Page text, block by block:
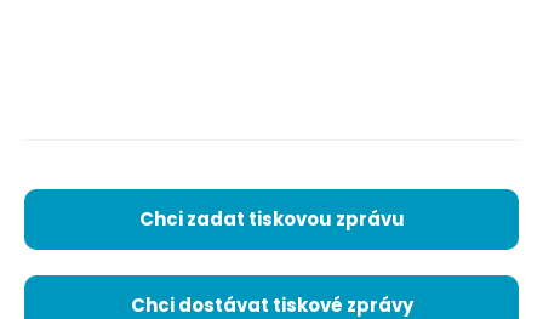
Chci zadat tiskovou zprávu
Chci dostávat tiskové zprávy